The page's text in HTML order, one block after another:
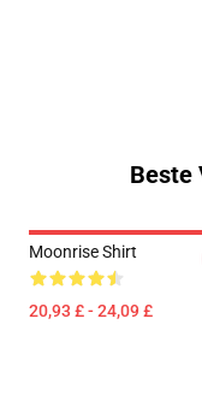
Beste
Moonrise Shirt
20,93 £ - 24,09 £